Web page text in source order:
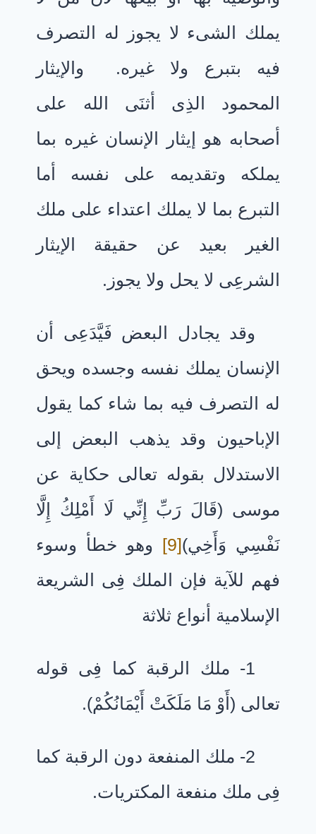
يملك الشىء لا يجوز له التصرف
فيه بتبرع ولا غيره. والإيثار
المحمود الذِى أثنَى الله على
أصحابه هو إيثار الإنسان غيره بما
يملكه وتقديمه على نفسه أما
التبرع بما لا يملك اعتداء على ملك
الغير بعيد عن حقيقة الإيثار
الشرعِى لا يحل ولا يجوز.
وقد يجادل البعض فَيَّدَعِى أن
الإنسان يملك نفسه وجسده ويحق
له التصرف فيه بما شاء كما يقول
الإباحيون وقد يذهب البعض إلى
الاستدلال بقوله تعالى حكاية عن
موسى (قَالَ رَبِّ إِنِّي لَا أَمْلِكُ إِلَّا
نَفْسِي وَأَخِي)[9]
وهو خطأ وسوء
فهم للآية فإن الملك فِى الشريعة
الإسلامية أنواع ثلاثة
1- ملك الرقبة كما فِى قوله
تعالى (أَوْ مَا مَلَكَتْ أَيْمَانُكُمْ).
2- ملك المنفعة دون الرقبة كما
فِى ملك منفعة المكتريات.